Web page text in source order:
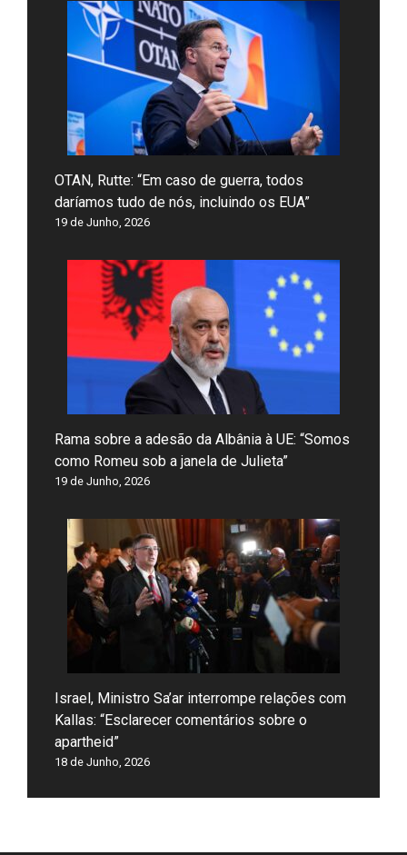
OTAN, Rutte: “Em caso de guerra, todos
daríamos tudo de nós, incluindo os EUA”
19 de Junho, 2026
Rama sobre a adesão da Albânia à UE: “Somos
como Romeu sob a janela de Julieta”
19 de Junho, 2026
Israel, Ministro Sa’ar interrompe relações com
Kallas: “Esclarecer comentários sobre o
apartheid”
18 de Junho, 2026